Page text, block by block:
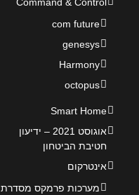
Command & Control
com future
genesys
Harmony
octopus
Smart Home
אוגוסט 2021 – ידיעון
חטיבת הביטחון
אינטרקום
מערכות פרמקס מסדרת